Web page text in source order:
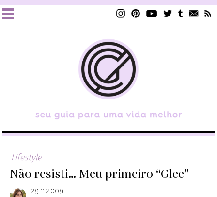
Lifestyle
Não resisti… Meu primeiro “Glee”
29.11.2009